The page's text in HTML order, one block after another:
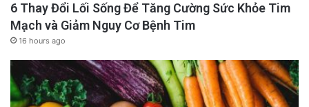
6 Thay Đổi Lối Sống Để Tăng Cường Sức Khỏe Tim
Mạch và Giảm Nguy Cơ Bệnh Tim
16 hours ago